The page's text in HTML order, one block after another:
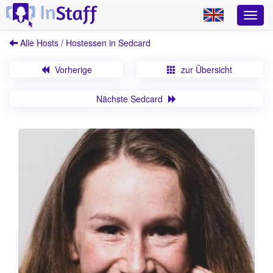
Alle Hosts / Hostessen in Sedcard
Vorherige zur Übersicht
Nächste Sedcard